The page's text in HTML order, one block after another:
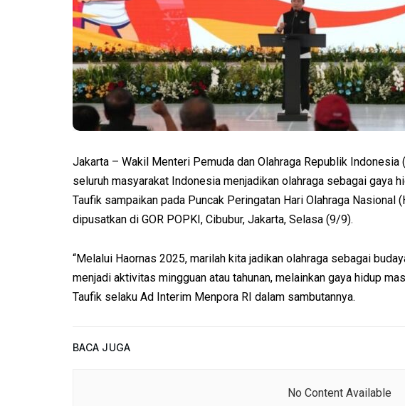
Jakarta – Wakil Menteri Pemuda dan Olahraga Republik Indonesia
seluruh masyarakat Indonesia menjadikan olahraga sebagai gaya
Taufik sampaikan pada Puncak Peringatan Hari Olahraga Nasional
dipusatkan di GOR POPKI, Cibubur, Jakarta, Selasa (9/9).
“Melalui Haornas 2025, marilah kita jadikan olahraga sebagai
menjadi aktivitas mingguan atau tahunan, melainkan gaya hidup
Taufik selaku Ad Interim Menpora RI dalam sambutannya.
BACA JUGA
No Content Available